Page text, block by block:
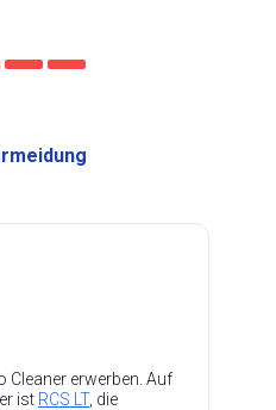
erwerben. Auf
ist RCS LT, die